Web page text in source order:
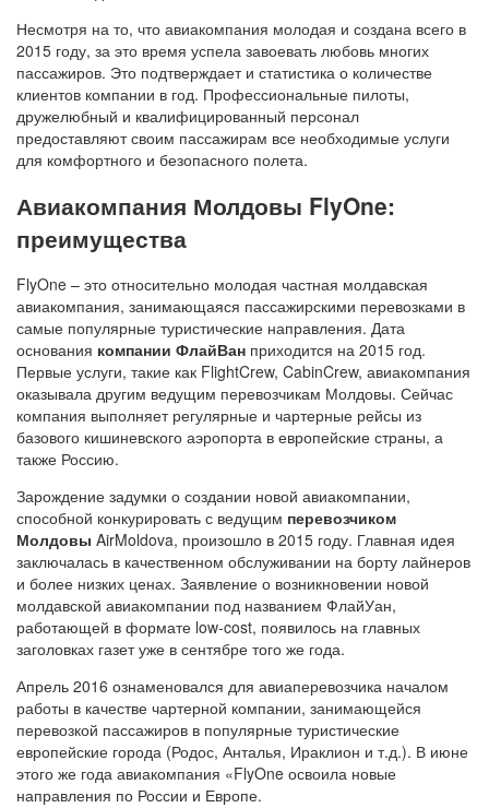
Несмотря на то, что авиакомпания молодая и создана всего в
2015 году, за это время успела завоевать любовь многих
пассажиров. Это подтверждает и статистика о количестве
клиентов компании в год. Профессиональные пилоты,
дружелюбный и квалифицированный персонал
предоставляют своим пассажирам все необходимые услуги
для комфортного и безопасного полета.
Авиакомпания Молдовы FlyOne:
преимущества
FlyOne – это относительно молодая частная молдавская
авиакомпания, занимающаяся пассажирскими перевозками в
самые популярные туристические направления. Дата
основания компании ФлайВан приходится на 2015 год.
Первые услуги, такие как FlightCrew, CabinCrew, авиакомпания
оказывала другим ведущим перевозчикам Молдовы. Сейчас
компания выполняет регулярные и чартерные рейсы из
базового кишиневского аэропорта в европейские страны, а
также Россию.
Зарождение задумки о создании новой авиакомпании,
способной конкурировать с ведущим перевозчиком
Молдовы AirMoldova, произошло в 2015 году. Главная идея
заключалась в качественном обслуживании на борту лайнеров
и более низких ценах. Заявление о возникновении новой
молдавской авиакомпании под названием ФлайУан,
работающей в формате low-cost, появилось на главных
заголовках газет уже в сентябре того же года.
Апрель 2016 ознаменовался для авиаперевозчика началом
работы в качестве чартерной компании, занимающейся
перевозкой пассажиров в популярные туристические
европейские города (Родос, Анталья, Ираклион и т.д.). В июне
этого же года авиакомпания «FlyOne освоила новые
направления по России и Европе.